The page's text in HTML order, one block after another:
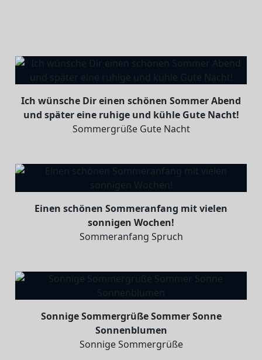
Ich wünsche Dir einen schönen Sommer Abend
und später eine ruhige und kühle Gute Nacht!
Sommergrüße Gute Nacht
Einen schönen Sommeranfang mit vielen
sonnigen Wochen!
Sommeranfang Spruch
Sonnige Sommergrüße Sommer Sonne
Sonnenblumen
Sonnige Sommergrüße